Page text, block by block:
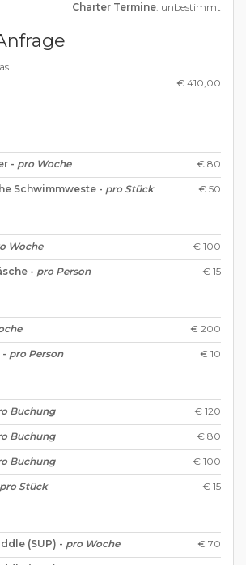
Charter Termine: unbestimmt
€ 410,00
- pro Woche € 80
Schwimmweste - pro Stück € 50
Woche € 100
- pro Person € 15
€ 200
- pro Person € 10
Buchung € 120
Buchung € 80
Buchung € 100
pro Stück € 15
(SUP) - pro Woche € 70